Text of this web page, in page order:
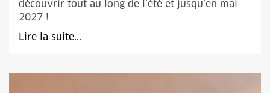
découvrir tout au long de l’été et jusqu’en mai
2027 !
Lire la suite...